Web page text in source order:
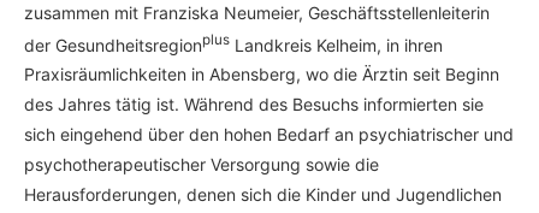
zusammen mit Franziska Neumeier, Geschäftsstellenleiterin
der Gesundheitsregionplus Landkreis Kelheim, in ihren
Praxisräumlichkeiten in Abensberg, wo die Ärztin seit Beginn
des Jahres tätig ist. Während des Besuchs informierten sie
sich eingehend über den hohen Bedarf an psychiatrischer und
psychotherapeutischer Versorgung sowie die
Herausforderungen, denen sich die Kinder und Jugendlichen